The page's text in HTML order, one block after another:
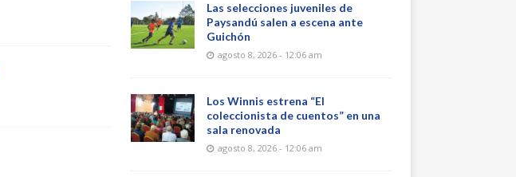
Las selecciones juveniles de
Paysandú salen a escena ante
Guichón
agosto 8, 2026 - 12:06 am
Los Winnis estrena “El
coleccionista de cuentos” en una
sala renovada
agosto 8, 2026 - 12:06 am